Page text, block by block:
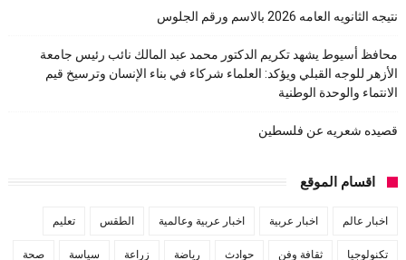
نتيجه الثانويه العامه 2026 بالاسم ورقم الجلوس
محافظ أسيوط يشهد تكريم الدكتور محمد عبد المالك نائب رئيس جامعة
الأزهر للوجه القبلي ويؤكد: العلماء شركاء في بناء الإنسان وترسيخ قيم
الانتماء والوحدة الوطنية
قصيده شعريه عن فلسطين
اقسام الموقع
اخبار عالم اخبار عربية اخبار عربية وعالمية الطقس تعليم
تكنولوجيا ثقافة وفن حوادث رياضة زراعة سياسة صحة